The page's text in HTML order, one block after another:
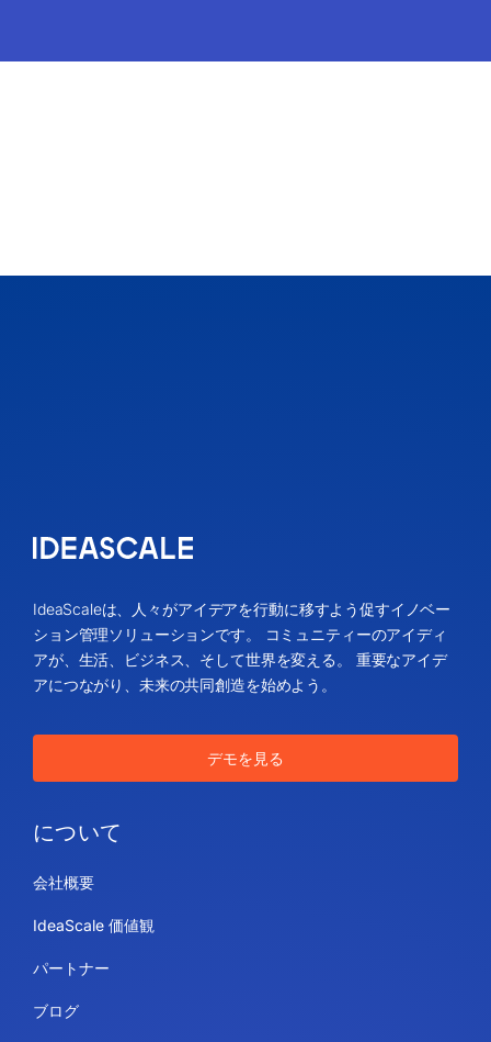
IdeaScaleは、人々がアイデアを行動に移すよう促すイノベー
ション管理ソリューションです。 コミュニティーのアイディ
アが、生活、ビジネス、そして世界を変える。 重要なアイデ
アにつながり、未来の共同創造を始めよう。
デモを見る
について
会社概要
IdeaScale 価値観
パートナー
ブログ